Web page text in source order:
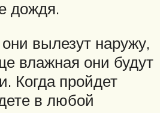
дождя.
вылезут наружу,
влажная они будут
Когда пройдет
в любой